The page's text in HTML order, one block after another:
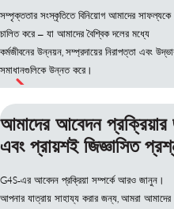
সম্পৃক্ততার সংস্কৃতিতে বিনিয়োগ আমাদের সাফল্যকে
চালিত করে – যা আমাদের বৈশ্বিক দলের মধ্যে
কর্মজীবনের উন্নয়ন, সম্প্রদায়ের নিরাপত্তা এবং
সমাধানগুলিকে উন্নত করে।
আমাদের আবেদন প্রক্রিয়ার
এবং প্রায়শই জিজ্ঞাসিত
G4S-এর আবেদন প্রক্রিয়া সম্পর্কে আরও জানুন।
আপনার যাত্রায় সাহায্য করার জন্য, আমরা আমাদের